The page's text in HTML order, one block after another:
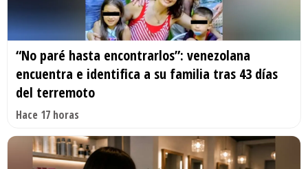
“No paré hasta encontrarlos”: venezolana
encuentra e identifica a su familia tras 43 días
del terremoto
Hace 17 horas